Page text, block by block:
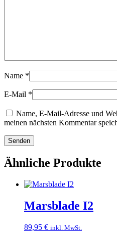
Name *
E-Mail *
Name, E-Mail-Adresse und
meinen nächsten Kommentar
Ähnliche Produkte
Marsblade I2
89,95 € inkl. MwSt.